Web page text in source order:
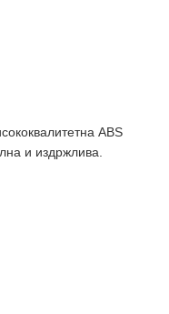
ABS
и издржлива.